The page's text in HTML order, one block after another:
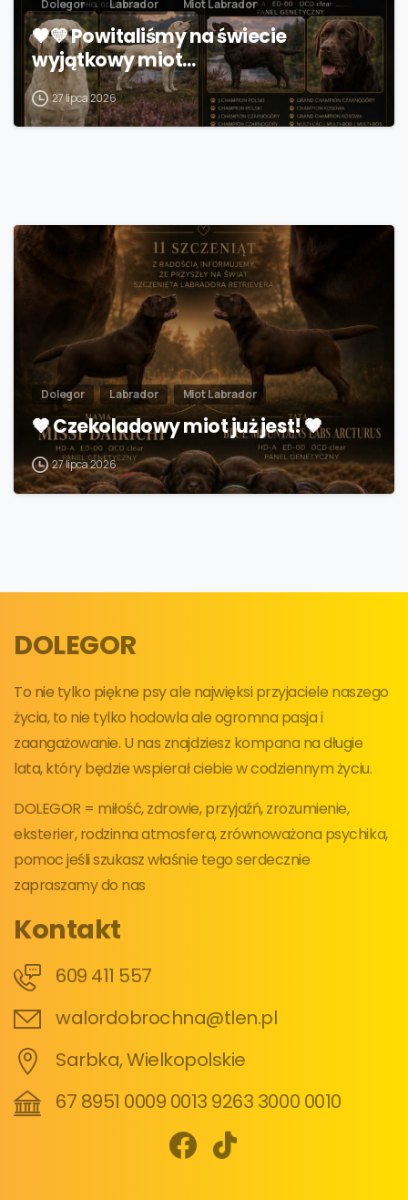
Dolegor Labrador Miot Labrador
🖤💛 Powitaliśmy na świecie
wyjątkowy miot…
27 lipca 2026
Dolegor Labrador Miot Labrador
🤎 Czekoladowy miot już jest! 🤎
27 lipca 2026
DOLEGOR
To nie tylko piękne psy ale najwięksi przyjaciele naszego
życia, to nie tylko hodowla ale ogromna pasja i
zaangażowanie. U nas znajdziesz kompana na długie
lata, który będzie wspierał ciebie w codziennym życiu.
DOLEGOR = miłość, zdrowie, przyjaźń, zrozumienie,
eksterier, rodzinna atmosfera, zrównoważona psychika,
pomoc jeśli szukasz właśnie tego serdecznie
zapraszamy do nas
Kontakt
609 411 557
walordobrochna@tlen.pl
Sarbka, Wielkopolskie
67 8951 0009 0013 9263 3000 0010